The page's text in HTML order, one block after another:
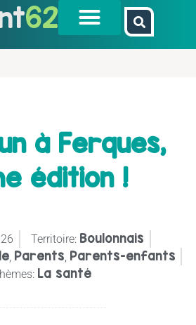
62
à Ferques,
édition !
Territoire: Boulonnais
, Parents Parents-enfants
La santé